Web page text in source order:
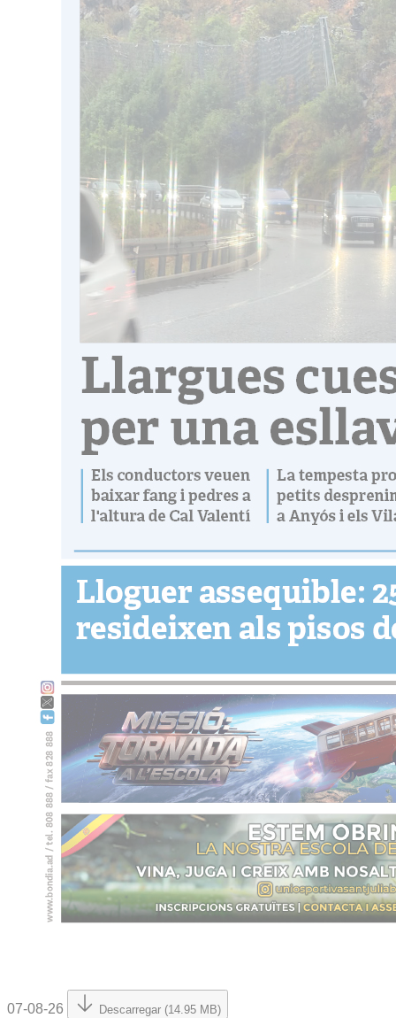
07-08-26 Descarregar (14.95 MB)